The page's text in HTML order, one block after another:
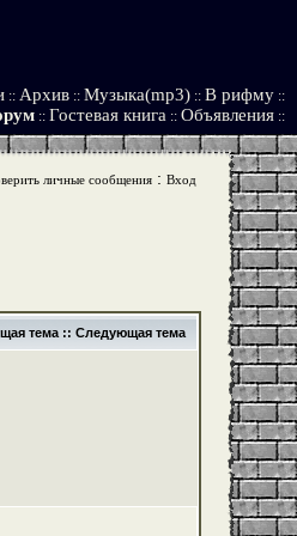
:: Архив :: Музыка(mp3) :: В рифму ::
:: Гостевая книга :: Объявления ::
личные сообщения: Вход
тема:: Следующая тема